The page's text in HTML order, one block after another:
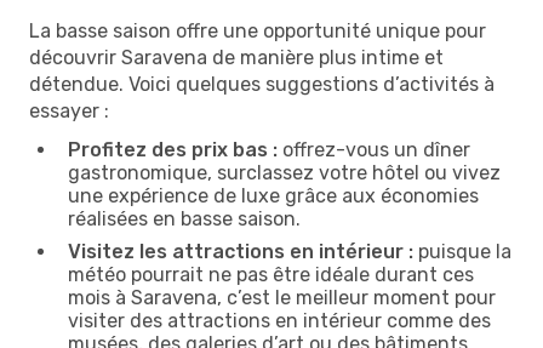
La basse saison offre une opportunité unique pour
découvrir Saravena de manière plus intime et
détendue. Voici quelques suggestions d’activités à
essayer :
Profitez des prix bas : offrez-vous un dîner
gastronomique, surclassez votre hôtel ou vivez
une expérience de luxe grâce aux économies
réalisées en basse saison.
Visitez les attractions en intérieur : puisque la
météo pourrait ne pas être idéale durant ces
mois à Saravena, c’est le meilleur moment pour
visiter des attractions en intérieur comme des